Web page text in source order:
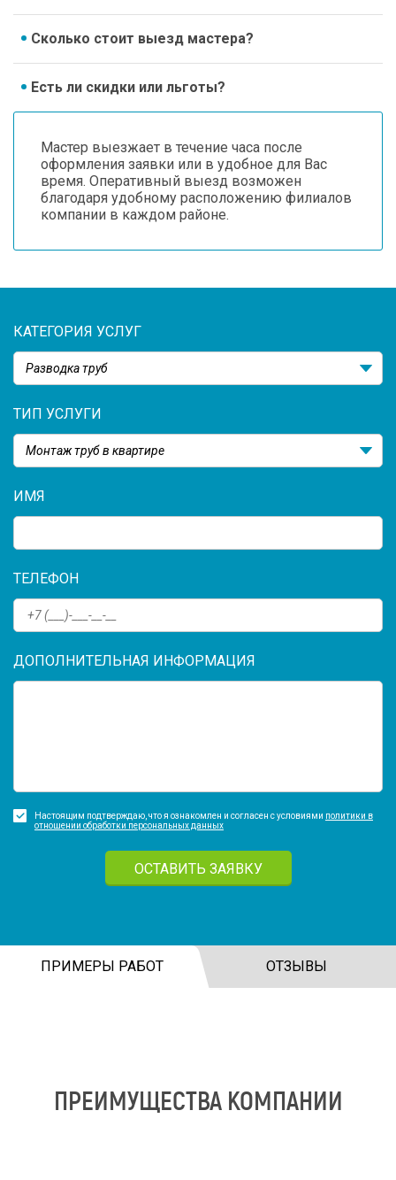
Сколько стоит выезд мастера?
Есть ли скидки или льготы?
Мастер выезжает в течение часа после
оформления заявки или в удобное для Вас
время. Оперативный выезд возможен
благодаря удобному расположению филиалов
компании в каждом районе.
КАТЕГОРИЯ УСЛУГ
Разводка труб
ИМЯ
ТИП УСЛУГИ
Монтаж труб в квартире
ТЕЛЕФОН
ДОПОЛНИТЕЛЬНАЯ ИНФОРМАЦИЯ
Настоящим подтверждаю, что я ознакомлен и согласен с условиями политики в
отношении обработки персональных данных
ОСТАВИТЬ ЗАЯВКУ
ПРИМЕРЫ РАБОТ ОТЗЫВЫ
ПРЕИМУЩЕСТВА КОМПАНИИ